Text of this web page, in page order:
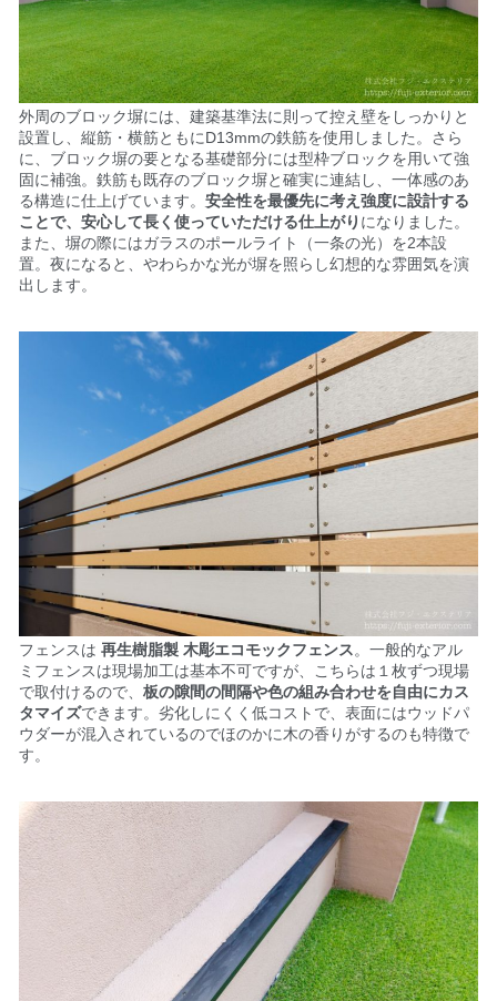
外周のブロック塀には、建築基準法に則って控え壁をしっかりと
設置し、縦筋・横筋ともにD13mmの鉄筋を使用しました。さら
に、ブロック塀の要となる基礎部分には型枠ブロックを用いて強
固に補強。鉄筋も既存のブロック塀と確実に連結し、一体感のあ
る構造に仕上げています。安全性を最優先に考え強度に設計する
ことで、安心して長く使っていただける仕上がり になりました。
また、塀の際にはガラスのポールライト（一条の光）を2本設
置。夜になると、やわらかな光が塀を照らし幻想的な雰囲気を演
出します。
フェンスは再生樹脂製木彫エコモックフェンス。一般的なアル
ミフェンスは現場加工は基本不可ですが、こちらは１枚ずつ現場
で取付けるので、板の隙間の間隔や色の組み合わせを自由にカス
タマイズできます。劣化しにくく低コストで、表面にはウッドパ
ウダーが混入されているのでほのかに木の香りがするのも特徴で
す。